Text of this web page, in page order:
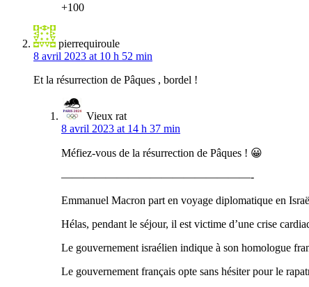
+100
pierrequiroule
8 avril 2023 at 10 h 52 min
Et la résurrection de Pâques , bordel !
Vieux rat
8 avril 2023 at 14 h 37 min
Méfiez-vous de la résurrection de Pâques ! 😀
—————————————————-
Emmanuel Macron part en voyage diplomatique en
Hélas, pendant le séjour, il est victime d’une crise
Le gouvernement israélien indique à son homologue
Le gouvernement français opte sans hésiter pour le